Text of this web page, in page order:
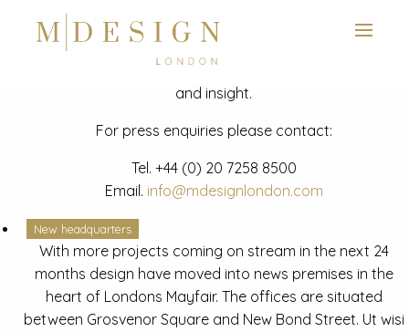
News
Latest mdesign development project and advisory news
and insight.
For press enquiries please contact:
Tel. +44 (0) 20 7258 8500
Email. info@mdesignlondon.com
New headquarters
With more projects coming on stream in the next 24
months design have moved into news premises in the
heart of Londons Mayfair. The offices are situated
between Grosvenor Square and New Bond Street. Ut wisi